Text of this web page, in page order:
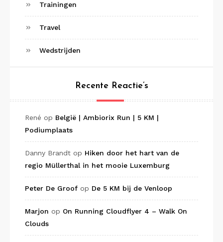
Trainingen
Travel
Wedstrijden
Recente Reactie’s
René op België | Ambiorix Run | 5 KM |
Podiumplaats
Danny Brandt op Hiken door het hart van de
regio Müllerthal in het mooie Luxemburg
Peter De Groof op De 5 KM bij de Venloop
Marjon op On Running Cloudflyer 4 – Walk On
Clouds